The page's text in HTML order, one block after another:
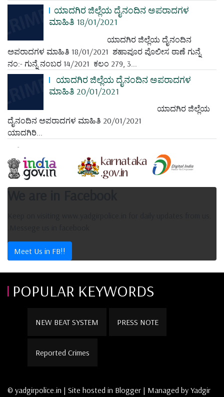
ಯಾದಗಿರ ಜಿಲ್ಲೆಯ ದೈನಂದಿನ ಅಪರಾದಗಳ
ಮಾಹಿತಿ 18/01/2021
ಯಾದಗಿರ ಜಿಲ್ಲೆಯ ದೈನಂದಿನ
ಅಪರಾದಗಳ ಮಾಹಿತಿ 18/01/2021 ಶಹಾಪೂರ ಪೊಲೀಸ ಠಾಣೆ ಗುನ್ನೆ
ನಂ:- ಗುನ್ನೆ ನಂಬರ 14/2021 ಕಲಂ 279, 3...
ಯಾದಗಿರ ಜಿಲ್ಲೆಯ ದೈನಂದಿನ ಅಪರಾದಗಳ
ಮಾಹಿತಿ 20/01/2021
ಯಾದಗಿರ ಜಿಲ್ಲೆಯ
ದೈನಂದಿನ ಅಪರಾದಗಳ ಮಾಹಿತಿ 20/01/2021
ಯಾದಗಿರಿ...
Meet Us in FB!!
POPULAR KEYWORDS
NEW BEAT SYSTEM PRESS NOTE
Reported Crimes
© yadgirpolice.in | Site hosted in Blogger | Managed by Yadgir